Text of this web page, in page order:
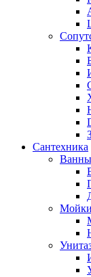
Сантехника